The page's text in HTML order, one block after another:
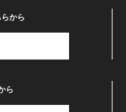
から
ら